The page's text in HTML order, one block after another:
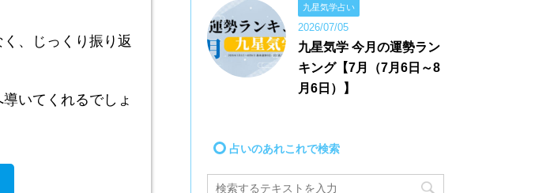
、じっくり振り返
いてくれるでしょ
九星気学占い
2026/07/05
九星気学 今月の運勢ラン
キング【7月（7月6日～8
月6日）】
占いのあれこれで検索